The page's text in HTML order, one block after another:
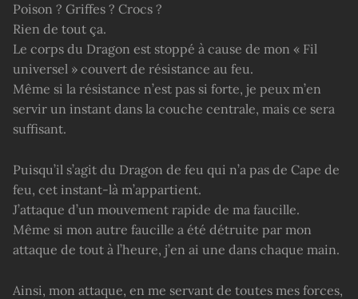
Poison ? Griffes ? Crocs ?
Rien de tout ça.
Le corps du Dragon est stoppé à cause de mon « Fil
universel » couvert de résistance au feu.
Même si la résistance n’est pas si forte, je peux m’en
servir un instant dans la couche centrale, mais ce sera
suffisant.
Puisqu’il s’agit du Dragon de feu qui n’a pas de Cape de
feu, cet instant-là m’appartient.
J’attaque d’un mouvement rapide de ma faucille.
Même si mon autre faucille a été détruite par mon
attaque de tout à l’heure, j’en ai une dans chaque main.
Ainsi, mon attaque, en me servant de toutes mes forces,